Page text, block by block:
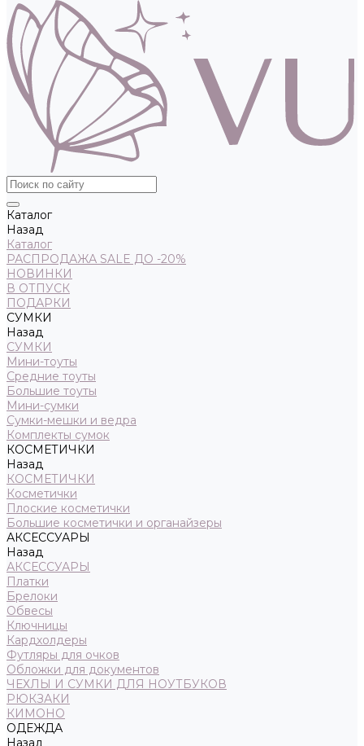
Каталог
Назад
Каталог
РАСПРОДАЖА SALE ДО -20%
НОВИНКИ
В ОТПУСК
ПОДАРКИ
СУМКИ
Назад
СУМКИ
Мини-тоуты
Средние тоуты
Большие тоуты
Мини-сумки
Сумки-мешки и ведра
Комплекты сумок
КОСМЕТИЧКИ
Назад
КОСМЕТИЧКИ
Косметички
Плоские косметички
Большие косметички и органайзеры
АКСЕССУАРЫ
Назад
АКСЕССУАРЫ
Платки
Брелоки
Обвесы
Ключницы
Кардхолдеры
Футляры для очков
Обложки для документов
ЧЕХЛЫ И СУМКИ ДЛЯ НОУТБУКОВ
РЮКЗАКИ
КИМОНО
ОДЕЖДА
Назад